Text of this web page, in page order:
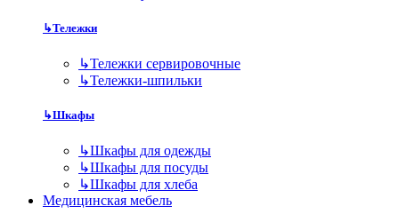
↳Тележки
↳Тележки сервировочные
↳Тележки-шпильки
↳Шкафы
↳Шкафы для одежды
↳Шкафы для посуды
↳Шкафы для хлеба
Медицинская мебель